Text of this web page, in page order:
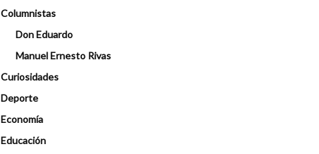
Columnistas
Don Eduardo
Manuel Ernesto Rivas
Curiosidades
Deporte
Economía
Educación